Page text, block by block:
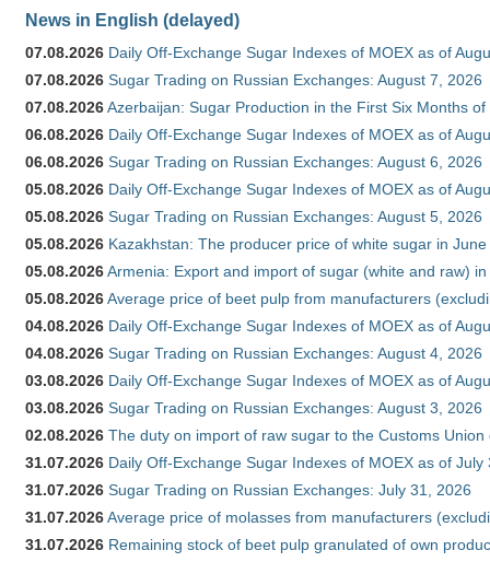
News in English (delayed)
07.08.2026 Daily Off-Exchange Sugar Indexes of MOEX as of
07.08.2026 Sugar Trading on Russian Exchanges: August 7, 2026
07.08.2026Azerbaijan: Sugar Production in the First Six Months of
06.08.2026 Daily Off-Exchange Sugar Indexes of MOEX as of
06.08.2026 Sugar Trading on Russian Exchanges: August 6, 2026
05.08.2026 Daily Off-Exchange Sugar Indexes of MOEX as of
05.08.2026 Sugar Trading on Russian Exchanges: August 5, 2026
05.08.2026 Kazakhstan: The producer price of white sugar in
05.08.2026Armenia: Export and import of sugar (white and raw)
05.08.2026Average price of beet pulp from manufacturers
04.08.2026 Daily Off-Exchange Sugar Indexes of MOEX as of
04.08.2026 Sugar Trading on Russian Exchanges: August 4, 2026
03.08.2026 Daily Off-Exchange Sugar Indexes of MOEX as of
03.08.2026 Sugar Trading on Russian Exchanges: August 3, 2026
02.08.2026 The duty on import of raw sugar to the Customs
31.07.2026 Daily Off-Exchange Sugar Indexes of MOEX as of July
31.07.2026 Sugar Trading on Russian Exchanges: July 31, 2026
31.07.2026Average price of molasses from manufacturers
31.07.2026 Remaining stock of beet pulp granulated of own